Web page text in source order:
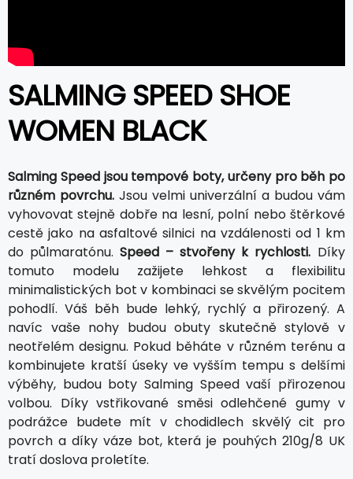
SALMING SPEED SHOE
WOMEN BLACK
Salming Speed jsou tempové boty, určeny pro běh po
různém povrchu. Jsou velmi univerzální a budou vám
vyhovovat stejně dobře na lesní, polní nebo štěrkové
cestě jako na asfaltové silnici na vzdálenosti od 1 km
do půlmaratónu. Speed – stvořeny k rychlosti. Díky
tomuto modelu zažijete lehkost a flexibilitu
minimalistických bot v kombinaci se skvělým pocitem
pohodlí. Váš běh bude lehký, rychlý a přirozený. A
navíc vaše nohy budou obuty skutečně stylově v
neotřelém designu. Pokud běháte v různém terénu a
kombinujete kratší úseky ve vyšším tempu s delšími
výběhy, budou boty Salming Speed vaší přirozenou
volbou. Díky vstřikované směsi odlehčené gumy v
podrážce budete mít v chodidlech skvělý cit pro
povrch a díky váze bot, která je pouhých 210g/8 UK
tratí doslova proletíte.